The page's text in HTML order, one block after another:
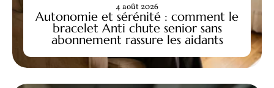
Autonomie et sérénité : comment le
bracelet Anti chute senior sans
abonnement rassure les aidants
4 août 2026